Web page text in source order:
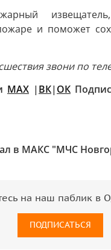
и поможет
звони по
MAX | ВК| ОК
в МАКС "МЧС
на наш паблик в
ПОДПИСАТЬСЯ